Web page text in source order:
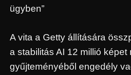
ügyben”
A vita a Getty állítására
a stabilitás AI 12 millió képet
gyűjteményéből engedély